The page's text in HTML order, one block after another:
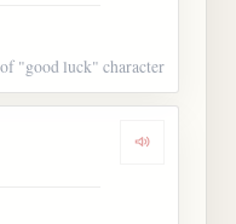
"good luck" character
Dengarkan